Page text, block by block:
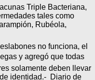
Triple Bacteriana,
tales como
Rubéola,
no funciona, el
y agregó que todas
solamente deben llevar
identidad.- Diario de